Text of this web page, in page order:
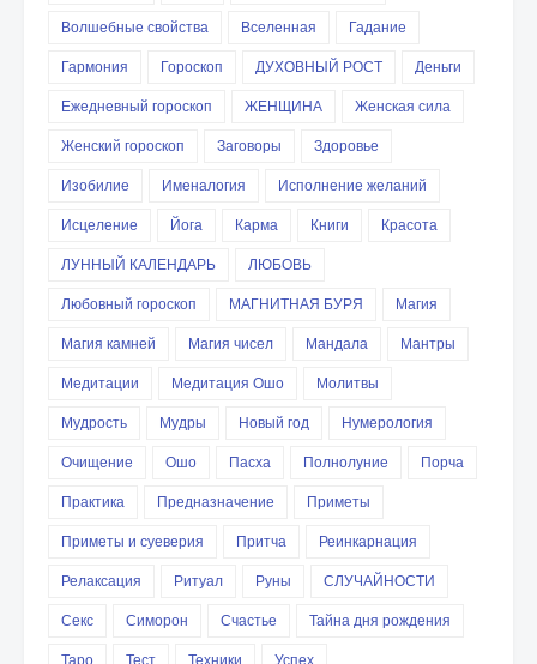
Волшебные свойства
Вселенная
Гадание
Гармония
Гороскоп ДУХОВНЫЙ РОСТ
Деньги
Ежедневный гороскоп
ЖЕНЩИНА
Женская сила
Женский гороскоп
Заговоры
Здоровье
Изобилие
Именалогия
Исполнение желаний
Исцеление
Йога Карма Книги
Красота
ЛУННЫЙ КАЛЕНДАРЬ
ЛЮБОВЬ
Любовный гороскоп
МАГНИТНАЯ БУРЯ
Магия
Магия камней
Магия чисел Мандала
Мантры
Медитации
Медитация Ошо
Молитвы
Мудрость
Мудры Новый год
Нумерология
Очищение
Ошо Пасха Полнолуние
Порча
Практика
Предназначение
Приметы
Приметы и суеверия
Притча
Реинкарнация
Релаксация
Ритуал Руны
СЛУЧАЙНОСТИ
Секс
Симорон Счастье
Тайна дня рождения
Таро
Тест Техники
Успех